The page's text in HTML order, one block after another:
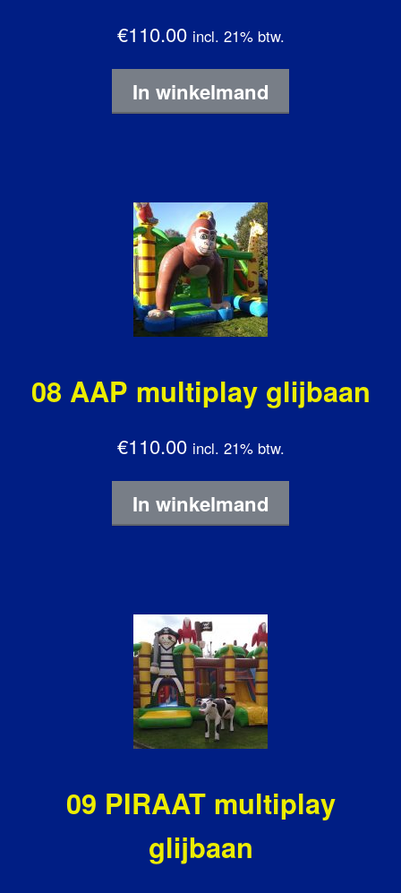
€110.00 incl. 21% btw.
In winkelmand
08 AAP multiplay glijbaan
€110.00 incl. 21% btw.
In winkelmand
09 PIRAAT multiplay
glijbaan